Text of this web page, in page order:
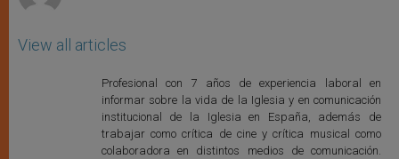
View all articles
Profesional con 7 años de experiencia laboral en
informar sobre la vida de la Iglesia y en comunicación
institucional de la Iglesia en España, además de
trabajar como crítica de cine y crítica musical como
colaboradora en distintos medios de comunicación.